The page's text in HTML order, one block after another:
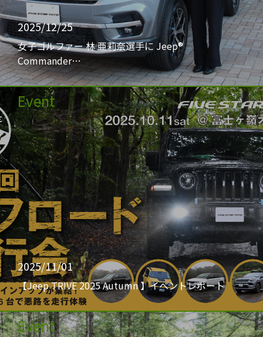
2025/12/25
女子ゴルファー 林 亜莉奈選手に Jeep®
Commander…
Event
2025/11/01
【Jeep TRIVE 2025 Autumn 】イベントレポート
Event